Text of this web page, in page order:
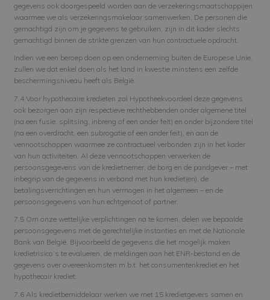
gegevens ook doorgespeeld worden aan de verzekeringsmaatschappijen
waarmee we als verzekeringsmakelaar samenwerken. De personen die
gemachtigd zijn om je gegevens te gebruiken, zijn in dit kader slechts
gemachtigd binnen de strikte grenzen van hun contractuele opdracht.
Indien we een beroep doen op een onderneming buiten de Europese Unie,
zullen we dat enkel doen als het land in kwestie minstens een zelfde
beschermingsniveau heeft als België.
7.4 Voor hypothecaire kredieten zal Hypotheekvoordeel deze gegevens
ook bezorgen aan zijn respectieve rechthebbenden onder algemene titel
(na een fusie, splitsing, inbreng of een ander feit) en onder bijzondere titel
(na een overdracht, een subrogatie of een ander feit), en aan de
vennootschappen waarmee ze contractueel verbonden zijn in het kader
van hun activiteiten. Al deze vennootschappen verwerken de
persoonsgegevens van de kredietnemer, de borg en de pandgever – met
inbegrip van de gegevens in verband met hun krediet(en), de
betalingsverrichtingen en hun vermogen in het algemeen – en de
persoonsgegevens van hun echtgenoot of partner.
7.5 Om onze wettelijke verplichtingen na te komen, delen we bepaalde
persoonsgegevens met de gerechtelijke instanties en met de Nationale
Bank van België. Bijvoorbeeld de gegevens die het mogelijk maken
kredietrisico’s te evalueren, de meldingen aan het ENR-bestand en de
gegevens over overeenkomsten m.b.t. het consumentenkrediet en het
hypothecair krediet.
7.6 Als kredietbemiddelaar werken we met 15 kredietgevers samen en